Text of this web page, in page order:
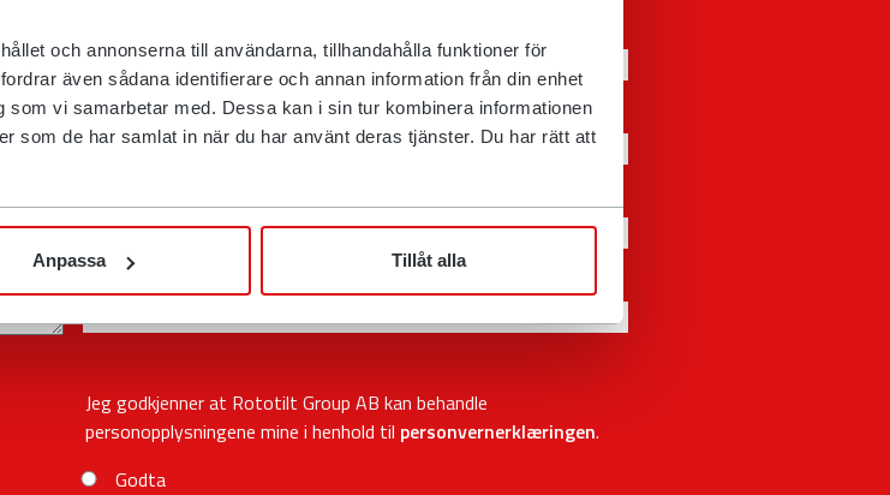
och annonserna till användarna, tillhandahålla funktioner för
även sådana identifierare och annan information från din enhet
vi samarbetar med. Dessa kan i sin tur kombinera informationen
som de har samlat in när du har använt deras tjänster. Du har rätt att
Anpassa Tillåt alla
E-post
Telefon
Postnummer
Jeg godkjenner at Rototilt Group AB kan behandle
personopplysningene mine i henhold til personvernerklæringen.
Godta